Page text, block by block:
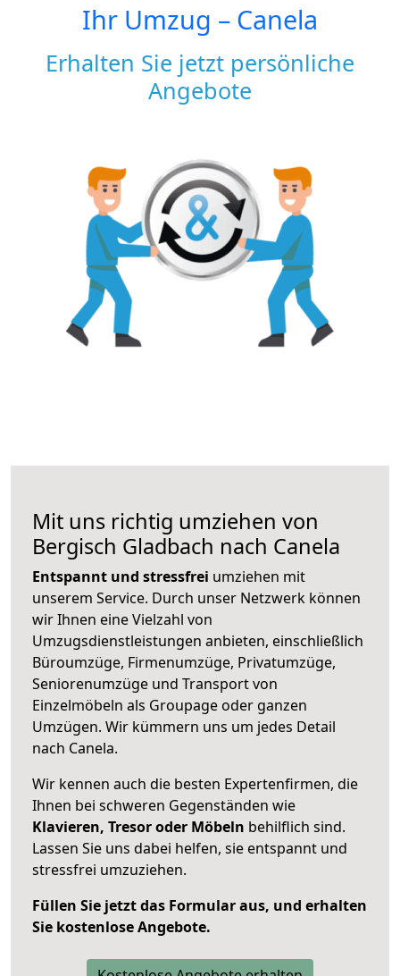
Ihr Umzug – Canela
Erhalten Sie jetzt persönliche
Angebote
Mit uns richtig umziehen von
Bergisch Gladbach nach Canela
Entspannt und stressfrei umziehen mit
unserem Service. Durch unser Netzwerk können
wir Ihnen eine Vielzahl von
Umzugsdienstleistungen anbieten, einschließlich
Büroumzüge, Firmenumzüge, Privatumzüge,
Seniorenumzüge und Transport von
Einzelmöbeln als Groupage oder ganzen
Umzügen. Wir kümmern uns um jedes Detail
nach Canela.
Wir kennen auch die besten Expertenfirmen, die
Ihnen bei schweren Gegenständen wie
Klavieren, Tresor oder Möbeln behilflich sind.
Lassen Sie uns dabei helfen, sie entspannt und
stressfrei umzuziehen.
Füllen Sie jetzt das Formular aus, und erhalten
Sie kostenlose Angebote.